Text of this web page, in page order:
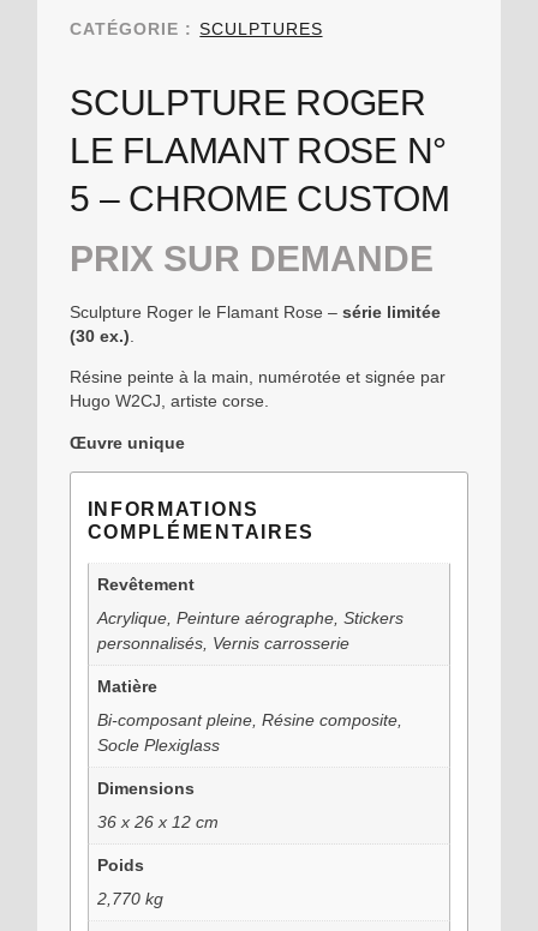
CATÉGORIE : SCULPTURES
SCULPTURE ROGER
LE FLAMANT ROSE N°
5 – CHROME CUSTOM
PRIX SUR DEMANDE
Sculpture Roger le Flamant Rose – série limitée
(30 ex.)
Résine peinte à la main, numérotée et signée par
Hugo W2CJ, artiste corse.
Œuvre unique
INFORMATIONS
COMPLÉMENTAIRES
Revêtement
Acrylique, Peinture aérographe, Stickers
personnalisés, Vernis carrosserie
Matière
Bi-composant pleine, Résine composite,
Socle Plexiglass
Dimensions
36 x 26 x 12 cm
Poids
2,770 kg